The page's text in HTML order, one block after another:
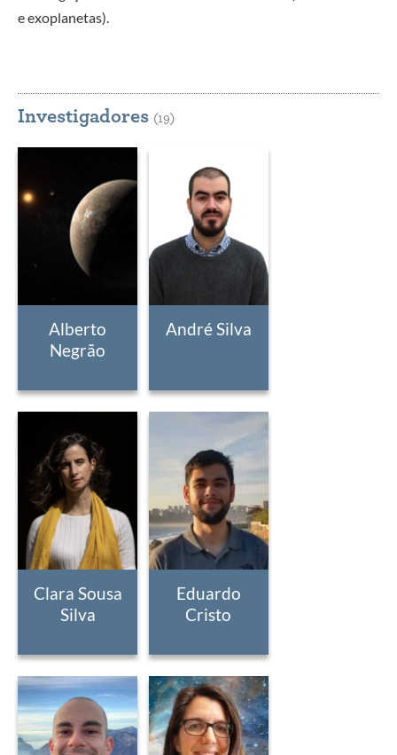
e exoplanetas).
Investigadores (19)
Alberto
Negrão
André Silva
Clara Sousa
Silva
Eduardo
Cristo